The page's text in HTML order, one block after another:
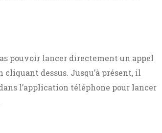
pouvoir lancer directement un appel
dessus. Jusqu’à présent, il
l’application téléphone pour lancer